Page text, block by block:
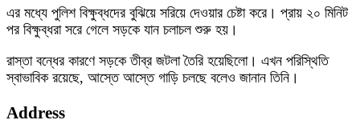
এর মধ্যে পুলিশ বিক্ষুব্ধদের বুঝিয়ে সরিয়ে দেওয়ার চেষ্টা করে। প্রায় ২০ মিনিট
পর বিক্ষুব্ধরা সরে গেলে সড়কে যান চলাচল শুরু হয়।
রাস্তা বন্ধের কারণে সড়কে তীব্র জটলা তৈরি হয়েছিলো। এখন পরিস্থিতি
স্বাভাবিক রয়েছে, আস্তে আস্তে গাড়ি চলছে বলেও জানান তিনি।
Address